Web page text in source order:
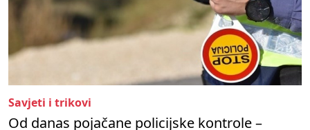
Savjeti i trikovi
Od danas pojačane policijske kontrole –